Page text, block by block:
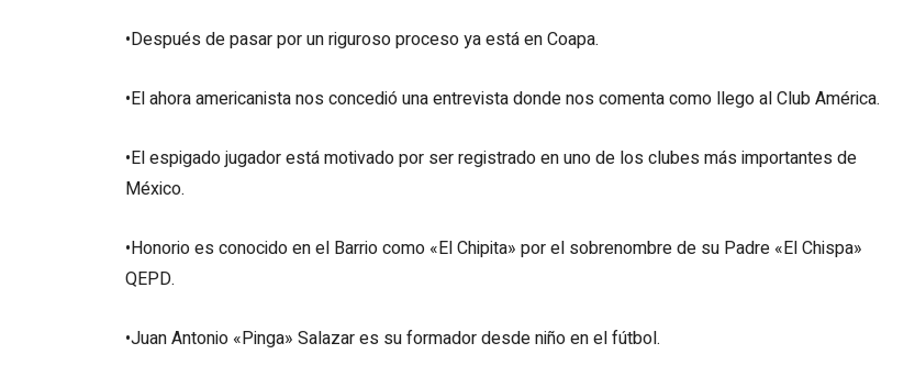
•Después de pasar por un riguroso proceso ya está en Coapa.
•El ahora americanista nos concedió una entrevista donde nos comenta como llego al Club América.
•El espigado jugador está motivado por ser registrado en uno de los clubes más importantes de
México.
•Honorio es conocido en el Barrio como «El Chipita» por el sobrenombre de su Padre «El Chispa»
QEPD.
•Juan Antonio «Pinga» Salazar es su formador desde niño en el fútbol.